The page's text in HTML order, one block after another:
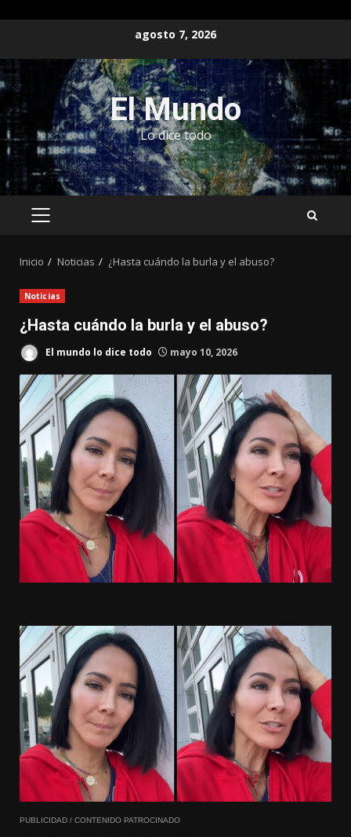
contenido
agosto 7, 2026
El Mundo
Lo dice todo
MENÚ
Inicio Noticias ¿Hasta cuándo la burla y el abuso?
Noticias
¿Hasta cuándo la burla y el abuso?
El mundo lo dice todo mayo 10, 2026
PUBLICIDAD / CONTENIDO PATROCINADO